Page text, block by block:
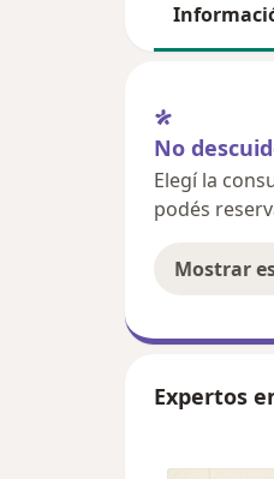
No
Elegí la
podés
Mostrar
Expertos